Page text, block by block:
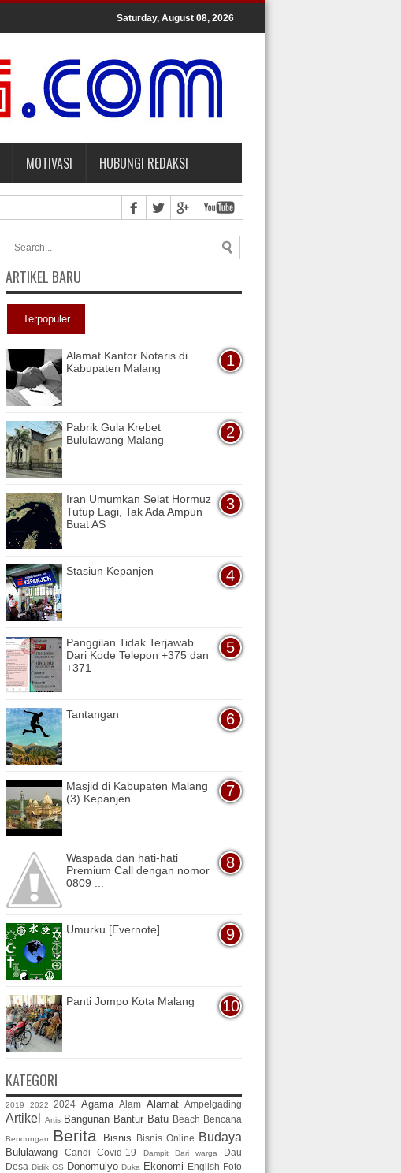
Saturday, August 08, 2026
MOTIVASI HUBUNGI REDAKSI
ARTIKEL BARU
Terpopuler
Alamat Kantor Notaris di
Kabupaten Malang
Pabrik Gula Krebet
Bululawang Malang
Iran Umumkan Selat Hormuz
Tutup Lagi, Tak Ada Ampun
Buat AS
Stasiun Kepanjen
Panggilan Tidak Terjawab
Dari Kode Telepon +375 dan
+371
Tantangan
Masjid di Kabupaten Malang
(3) Kepanjen
Waspada dan hati-hati
Premium Call dengan nomor
0809 ...
Umurku [Evernote]
Panti Jompo Kota Malang
KATEGORI
2019 2022 2024 Agama Alam Alamat Ampelgading
Artikel Artis Bangunan Bantur Batu Beach Bencana
Bendungan Berita Bisnis Bisnis Online Budaya
Bululawang Candi Covid-19 Dampit Dari warga
Dau
Desa Didik GS Donomulyo Duka Ekonomi English Foto